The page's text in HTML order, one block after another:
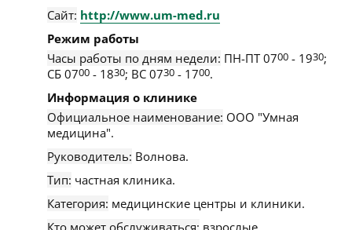
Сайт: http://www.um-med.ru
Режим работы
Часы работы по дням недели: ПН-ПТ 0700 - 1930;
СБ 0700 - 1830; ВС 0730 - 1700.
Информация о клинике
Официальное наименование: OOO "Умная
медицина".
Руководитель: Волнова.
Тип: частная клиника.
Категория: медицинские центры и клиники.
Кто может обслуживаться: взрослые.